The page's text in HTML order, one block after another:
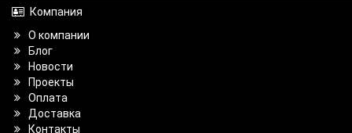
Компания
О компании
Блог
Новости
Проекты
Оплата
Доставка
Контакты